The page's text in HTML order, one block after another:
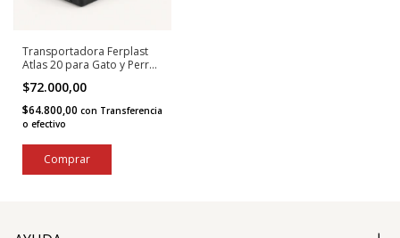
Transportadora Ferplast
Atlas 20 para Gato y Perro
$72.000,00
$64.800,00 con Transferencia
o efectivo
Comprar